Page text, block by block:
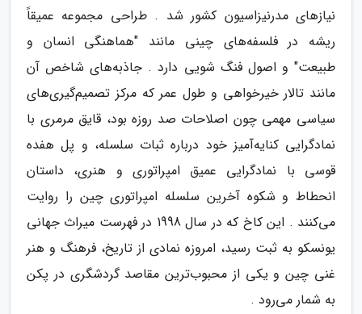
نیازهای مدرنیزاسیون کشور شد . طراحی مجموعه عمیقاً
ریشه در فلسفه‌های چینی مانند "هماهنگی انسان و
طبیعت" و اصول فنگ شویی دارد . جاذبه‌های شاخص آن
مانند تالار خیرخواهی و طول عمر که مرکز تصمیم‌گیری‌های
سیاسی مهمی چون اصلاحات صد روزه بود، قایق مرمری با
نمادگرایی کنایه‌آمیز خود درباره ثبات سلسله، و پل هفده
قوسی با نمادگرایی عمیق امپراتوری و هنری، داستان
انحطاط و شکوه آخرین سلسله امپراتوری چین را روایت
می‌کنند . این کاخ که در سال 1998 در فهرست میراث جهانی
یونسکو به ثبت رسید، امروزه نمادی از تاریخ، فرهنگ و هنر
غنی چین و یکی از محبوب‌ترین مقاصد گردشگری در پکن
به شمار می‌رود .